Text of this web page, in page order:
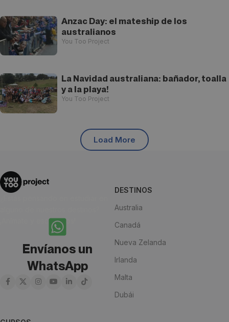
Anzac Day: el mateship de los
australianos
You Too Project
La Navidad australiana: bañador, toalla
y a la playa!
You Too Project
Load More
¡Anímate y escríbenos!
Envíanos un
WhatsApp
DESTINOS
Australia
Canadá
Nueva Zelanda
Irlanda
Malta
Dubái